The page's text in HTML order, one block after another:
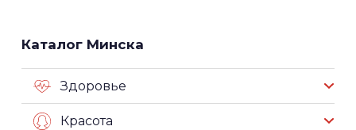
Каталог Минска
Здоровье
Красота